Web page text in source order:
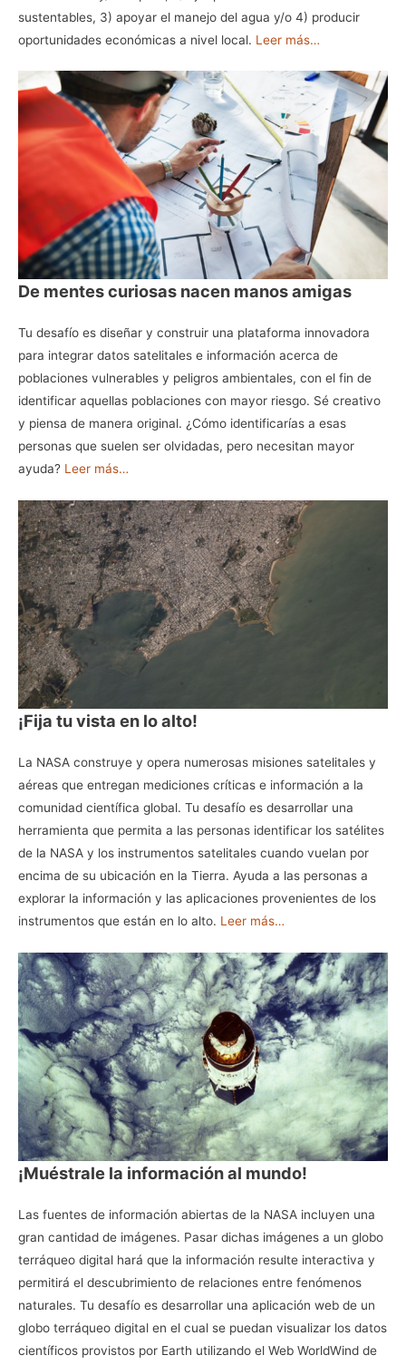
sustentables, 3) apoyar el manejo del agua y/o 4) producir
oportunidades económicas a nivel local. Leer más…
De mentes curiosas nacen manos amigas
Tu desafío es diseñar y construir una plataforma innovadora
para integrar datos satelitales e información acerca de
poblaciones vulnerables y peligros ambientales, con el fin de
identificar aquellas poblaciones con mayor riesgo. Sé creativo
y piensa de manera original. ¿Cómo identificarías a esas
personas que suelen ser olvidadas, pero necesitan mayor
ayuda? Leer más…
¡Fija tu vista en lo alto!
La NASA construye y opera numerosas misiones satelitales y
aéreas que entregan mediciones críticas e información a la
comunidad científica global. Tu desafío es desarrollar una
herramienta que permita a las personas identificar los satélites
de la NASA y los instrumentos satelitales cuando vuelan por
encima de su ubicación en la Tierra. Ayuda a las personas a
explorar la información y las aplicaciones provenientes de los
instrumentos que están en lo alto. Leer más…
¡Muéstrale la información al mundo!
Las fuentes de información abiertas de la NASA incluyen una
gran cantidad de imágenes. Pasar dichas imágenes a un globo
terráqueo digital hará que la información resulte interactiva y
permitirá el descubrimiento de relaciones entre fenómenos
naturales. Tu desafío es desarrollar una aplicación web de un
globo terráqueo digital en el cual se puedan visualizar los datos
científicos provistos por Earth utilizando el Web WorldWind de